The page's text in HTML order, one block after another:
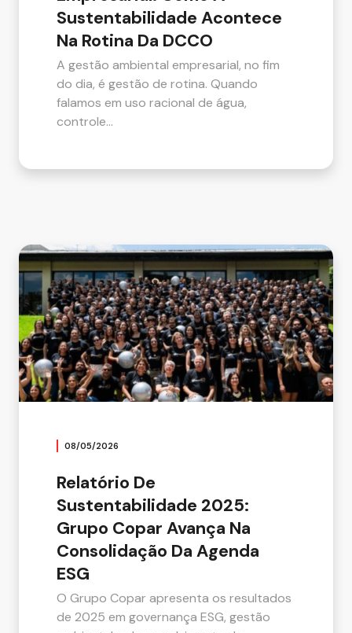
Sustentabilidade Acontece
Na Rotina Da DCCO
A gestão ambiental empresarial, no fim
do dia, é gestão de rotina. Quando
falamos em uso racional de água,
controle…
08/05/2026
Relatório De
Sustentabilidade 2025:
Grupo Copar Avança Na
Consolidação Da Agenda
ESG
O Grupo Copar apresenta os resultados
de 2025 em governança ESG, gestão